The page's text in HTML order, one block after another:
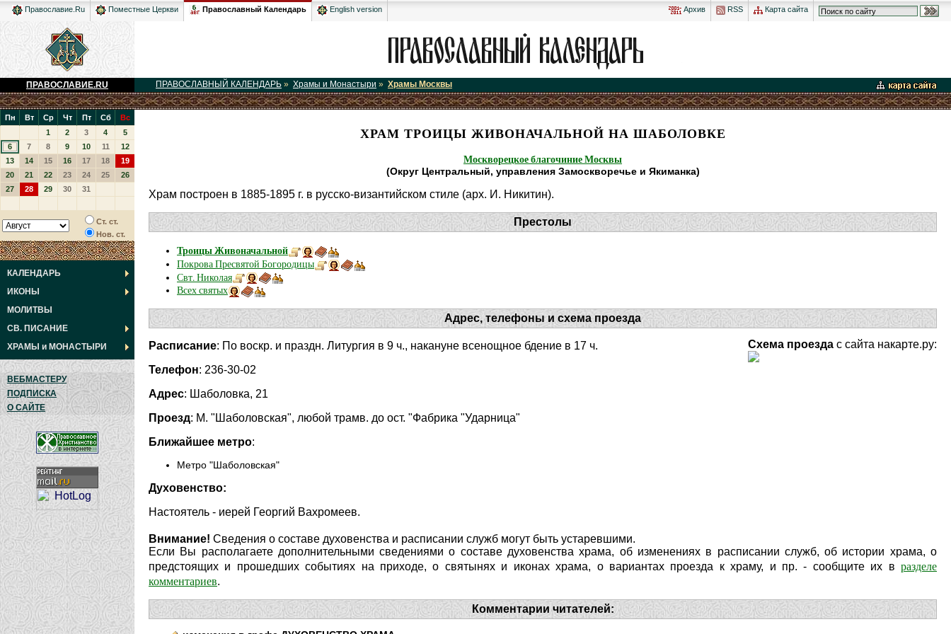
Архив RSS Карта сайта
Православие.Ru Поместные Церкви Православный Календарь English version
ПРАВОСЛАВИЕ.RU ПРАВОСЛАВНЫЙ КАЛЕНДАРЬ » Храмы и Монастыри » Храмы Москвы
Пн Вт Ср Чт Пт Сб
Вс
1
2 3 4
5
6
7 8 9 10 11
12
13
14 15 16 17 18
19
20
21 22 23 24 25
26
27
28 29 30 31
Ст. ст.
Нов. ст.
КАЛЕНДАРЬ
ИКОНЫ
МОЛИТВЫ
СВ. ПИСАНИЕ
ХРАМЫ и МОНАСТЫРИ
ВЕБМАСТЕРУ
ПОДПИСКА
О САЙТЕ
ХРАМ ТРОИЦЫ ЖИВОНАЧАЛЬНОЙ НА ШАБОЛОВКЕ
Москворецкое благочиние Москвы
(Округ Центральный, управления Замоскворечье и Якиманка)
Храм построен в 1885-1895 г. в русско-византийском стиле (арх. И. Никитин).
Престолы
Троицы Живоначальной
Покрова Пресвятой Богородицы
Свт. Николая
Всех святых
Адрес, телефоны и схема проезда
Схема проезда с сайта накарте.ру:
Расписание: По воскр. и праздн. Литургия в 9 ч., накануне всенощное бдение в 17 ч.
Телефон: 236-30-02
Адрес: Шаболовка, 21
Проезд: М. "Шаболовская", любой трамв. до ост. "Фабрика "Ударница"
Ближайшее метро:
Метро "Шаболовская"
Духовенство:
Настоятель - иерей Георгий Вахромеев.
Внимание! Сведения о составе духовенства и расписании служб могут быть устаревшими.
Если Вы располагаете дополнительными сведениями о составе духовенства храма, об изменениях в расписании служб, об истории храма, о
предстоящих и прошедших событиях на приходе, о святынях и иконах храма, о вариантах проезда к храму, и пр. - сообщите их в разделе
комментариев.
Комментарии читателей: